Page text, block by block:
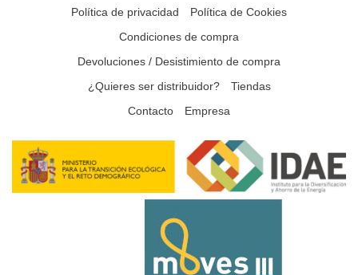
Política de privacidad
Política de Cookies
Condiciones de compra
Devoluciones / Desistimiento de compra
¿Quieres ser distribuidor?
Tiendas
Contacto
Empresa